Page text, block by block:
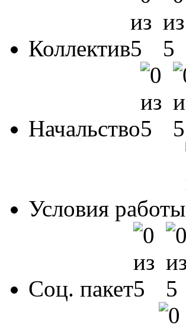
Коллектив
Начальство
Условия работы
Соц. пакет